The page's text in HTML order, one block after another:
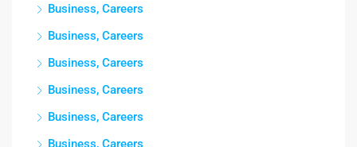
Business, Careers
Business, Careers
Business, Careers
Business, Careers
Business, Careers
Business, Careers